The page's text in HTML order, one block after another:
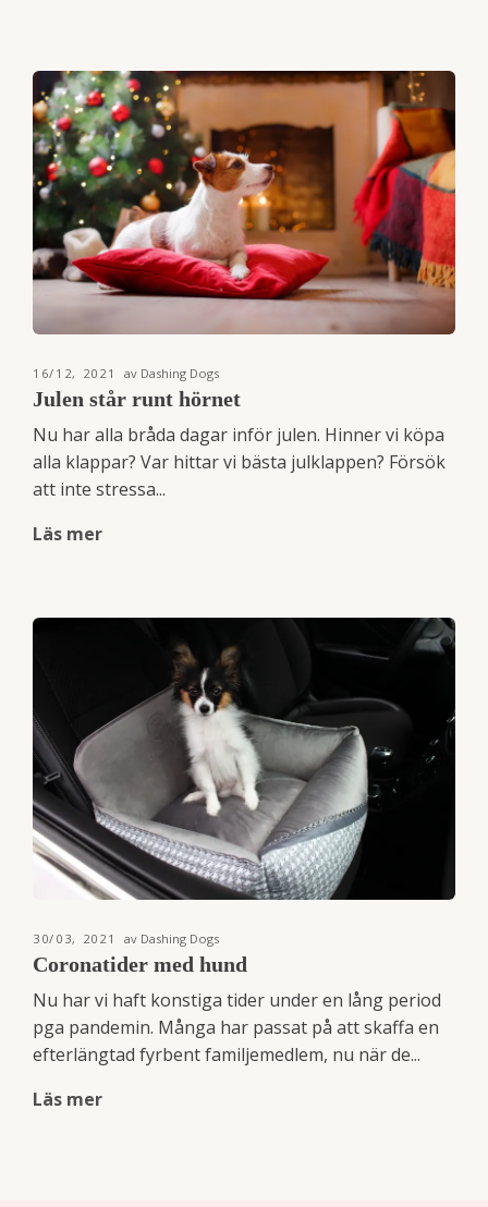
16/12, 2021 av Dashing Dogs
Julen står runt hörnet
Nu har alla bråda dagar inför julen. Hinner vi köpa
alla klappar? Var hittar vi bästa julklappen? Försök
att inte stressa...
Läs mer
30/03, 2021 av Dashing Dogs
Coronatider med hund
Nu har vi haft konstiga tider under en lång period
pga pandemin. Många har passat på att skaffa en
efterlängtad fyrbent familjemedlem, nu när de...
Läs mer